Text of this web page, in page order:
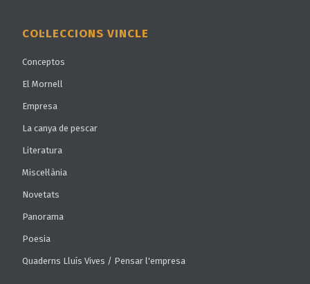
COL·LECCIONS VINCLE
Conceptos
El Mornell
Empresa
La canya de pescar
Literatura
Miscel·lània
Novetats
Panorama
Poesia
Quaderns Lluís Vives / Pensar l'empresa